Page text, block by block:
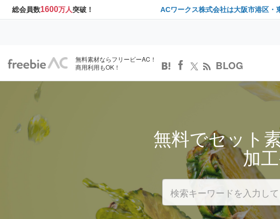
総会員数1600万人突破！ ACワークス株式会社は大阪市港区・
無料素材ならフリービーAC！
商用利用もOK！
BLOG
無料でセット
加